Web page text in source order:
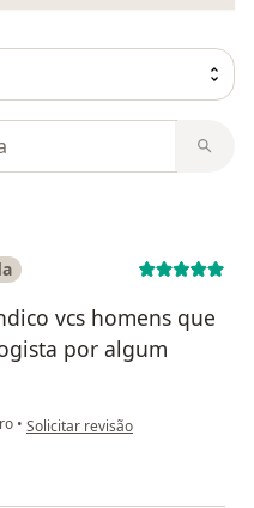
vcs homens que
por algum
• na opinião do utilizador Santos
Solicitar revisão